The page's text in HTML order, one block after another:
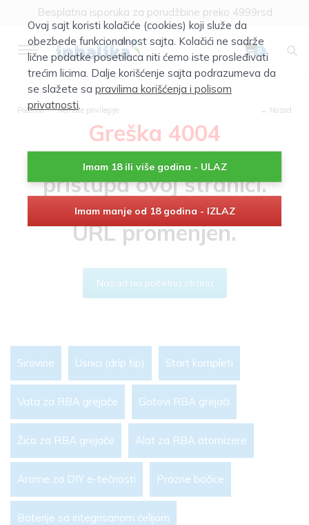
Besplatna isporuka za porudžbine preko 4999rsd
0
Početna Nemate privilegije ← Nazad
Greška 4004
Nemate mogućnost
pristupa ovoj stranici.
Stranica je obrisana ili je
URL promenjen.
Nazad na početnu stranu
Sirovine Usnici (drip tip) Start kompleti
Vata za RBA grejače Gotovi RBA grejači
Žica za RBA grejače Alat za RBA atomizere
Arome za DIY e-tečnosti Prazne bočice
Baterije sa integrisanom ćelijom
Ovaj sajt koristi kolačiće (cookies) koji služe da
obezbede funkcionalnost sajta. Kolačići ne sadrže
lične podatke posetilaca niti ćemo iste prosleđivati
trećim licima. Dalje korišćenje sajta podrazumeva da
se slažete sa pravilima korišćenja i polisom
privatnosti.
Imam 18 ili više godina - ULAZ
Imam manje od 18 godina - IZLAZ